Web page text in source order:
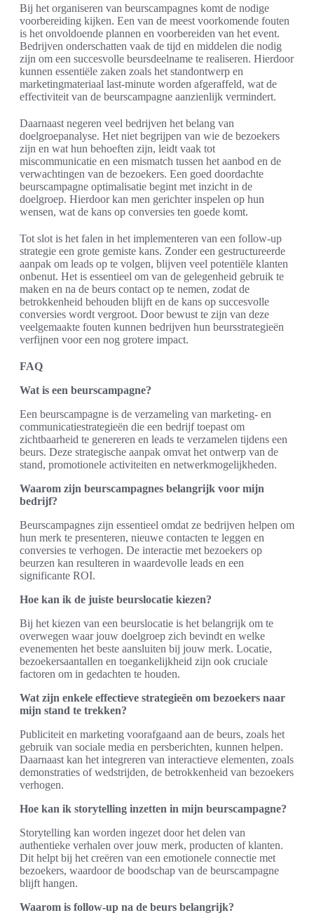
Bij het organiseren van beurscampagnes komt de nodige
voorbereiding kijken. Een van de meest voorkomende fouten
is het onvoldoende plannen en voorbereiden van het event.
Bedrijven onderschatten vaak de tijd en middelen die nodig
zijn om een succesvolle beursdeelname te realiseren. Hierdoor
kunnen essentiële zaken zoals het standontwerp en
marketingmateriaal last-minute worden afgeraffeld, wat de
effectiviteit van de beurscampagne aanzienlijk vermindert.
Daarnaast negeren veel bedrijven het belang van
doelgroepanalyse. Het niet begrijpen van wie de bezoekers
zijn en wat hun behoeften zijn, leidt vaak tot
miscommunicatie en een mismatch tussen het aanbod en de
verwachtingen van de bezoekers. Een goed doordachte
beurscampagne optimalisatie begint met inzicht in de
doelgroep. Hierdoor kan men gerichter inspelen op hun
wensen, wat de kans op conversies ten goede komt.
Tot slot is het falen in het implementeren van een follow-up
strategie een grote gemiste kans. Zonder een gestructureerde
aanpak om leads op te volgen, blijven veel potentiële klanten
onbenut. Het is essentieel om van de gelegenheid gebruik te
maken en na de beurs contact op te nemen, zodat de
betrokkenheid behouden blijft en de kans op succesvolle
conversies wordt vergroot. Door bewust te zijn van deze
veelgemaakte fouten kunnen bedrijven hun beursstrategieën
verfijnen voor een nog grotere impact.
FAQ
Wat is een beurscampagne?
Een beurscampagne is de verzameling van marketing- en
communicatiestrategieën die een bedrijf toepast om
zichtbaarheid te genereren en leads te verzamelen tijdens een
beurs. Deze strategische aanpak omvat het ontwerp van de
stand, promotionele activiteiten en netwerkmogelijkheden.
Waarom zijn beurscampagnes belangrijk voor mijn
bedrijf?
Beurscampagnes zijn essentieel omdat ze bedrijven helpen om
hun merk te presenteren, nieuwe contacten te leggen en
conversies te verhogen. De interactie met bezoekers op
beurzen kan resulteren in waardevolle leads en een
significante ROI.
Hoe kan ik de juiste beurslocatie kiezen?
Bij het kiezen van een beurslocatie is het belangrijk om te
overwegen waar jouw doelgroep zich bevindt en welke
evenementen het beste aansluiten bij jouw merk. Locatie,
bezoekersaantallen en toegankelijkheid zijn ook cruciale
factoren om in gedachten te houden.
Wat zijn enkele effectieve strategieën om bezoekers naar
mijn stand te trekken?
Publiciteit en marketing voorafgaand aan de beurs, zoals het
gebruik van sociale media en persberichten, kunnen helpen.
Daarnaast kan het integreren van interactieve elementen, zoals
demonstraties of wedstrijden, de betrokkenheid van bezoekers
verhogen.
Hoe kan ik storytelling inzetten in mijn beurscampagne?
Storytelling kan worden ingezet door het delen van
authentieke verhalen over jouw merk, producten of klanten.
Dit helpt bij het creëren van een emotionele connectie met
bezoekers, waardoor de boodschap van de beurscampagne
blijft hangen.
Waarom is follow-up na de beurs belangrijk?